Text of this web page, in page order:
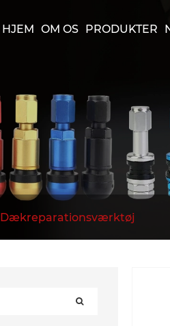
HJEM OM OS PRODUKTER
Dækreparationsværktøj